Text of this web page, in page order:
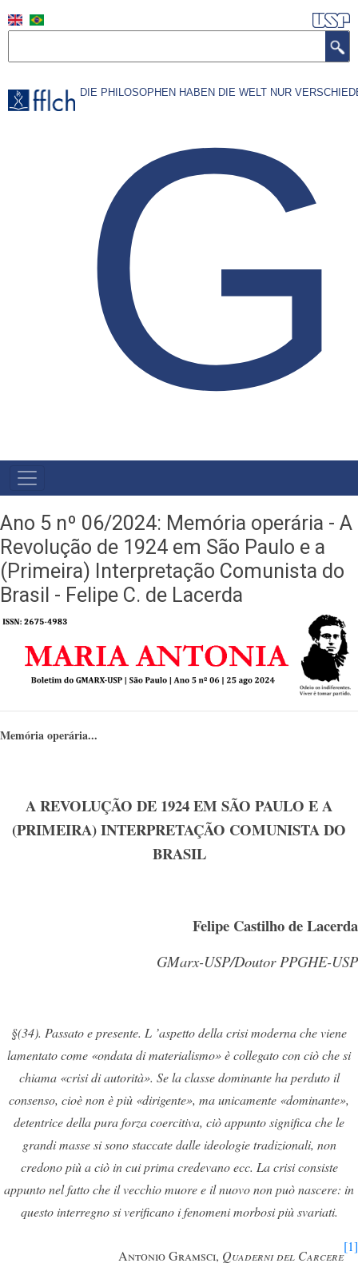
para
principal
DIE PHILOSOPHEN HABEN DIE WELT NUR
NAVEGAÇÃO
PRINCIPAL
Ano 5 nº 06/2024: Memória operária - A
Revolução de 1924 em São Paulo e a
(Primeira) Interpretação Comunista do
Brasil - Felipe C. de Lacerda
Memória operária...
A REVOLUÇÃO DE 1924 EM SÃO PAULO E A
(PRIMEIRA) INTERPRETAÇÃO COMUNISTA DO
BRASIL
Felipe Castilho de Lacerda
GMarx-USP/Doutor PPGHE-USP
§(34). Passato e presente. L ’aspetto della crisi moderna che viene
lamentato come «ondata di materialismo» è collegato con ciò che si
chiama «crisi di autorità». Se la classe dominante ha perduto il
consenso, cioè non è più «dirigente», ma unicamente «dominante»,
detentrice della pura forza coercitiva, ciò appunto significa che le
grandi masse si sono staccate dalle ideologie tradizionali, non
credono più a ciò in cui prima credevano ecc. La crisi consiste
appunto nel fatto che il vecchio muore e il nuovo non può nascere: in
questo interregno si verificano i fenomeni morbosi più svariati.
Antonio Gramsci, Quaderni del Carcere
[1]